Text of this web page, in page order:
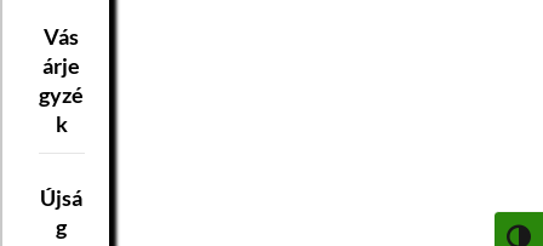
Vás
árje
gyzé
k
Újsá
g